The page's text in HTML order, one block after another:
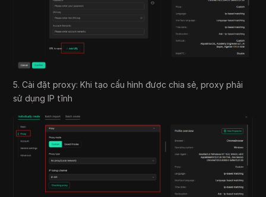
5. Cài đặt proxy: Khi tạo cấu hình được chia sẻ, proxy phải
sử dụng IP tĩnh